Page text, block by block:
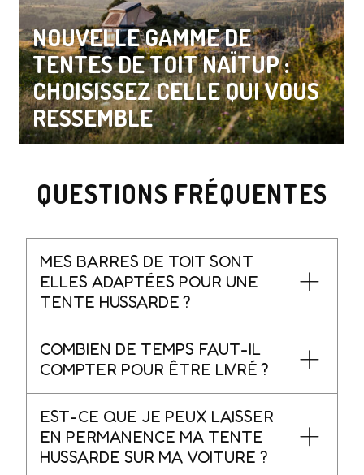
NOUVELLE GAMME DE
TENTES DE TOIT NAÏTUP :
CHOISISSEZ CELLE QUI VOUS
RESSEMBLE
QUESTIONS FRÉQUENTES
MES BARRES DE TOIT SONT
ELLES ADAPTÉES POUR UNE
TENTE HUSSARDE ?
COMBIEN DE TEMPS FAUT-IL
COMPTER POUR ÊTRE LIVRÉ ?
EST-CE QUE JE PEUX LAISSER
EN PERMANENCE MA TENTE
HUSSARDE SUR MA VOITURE ?